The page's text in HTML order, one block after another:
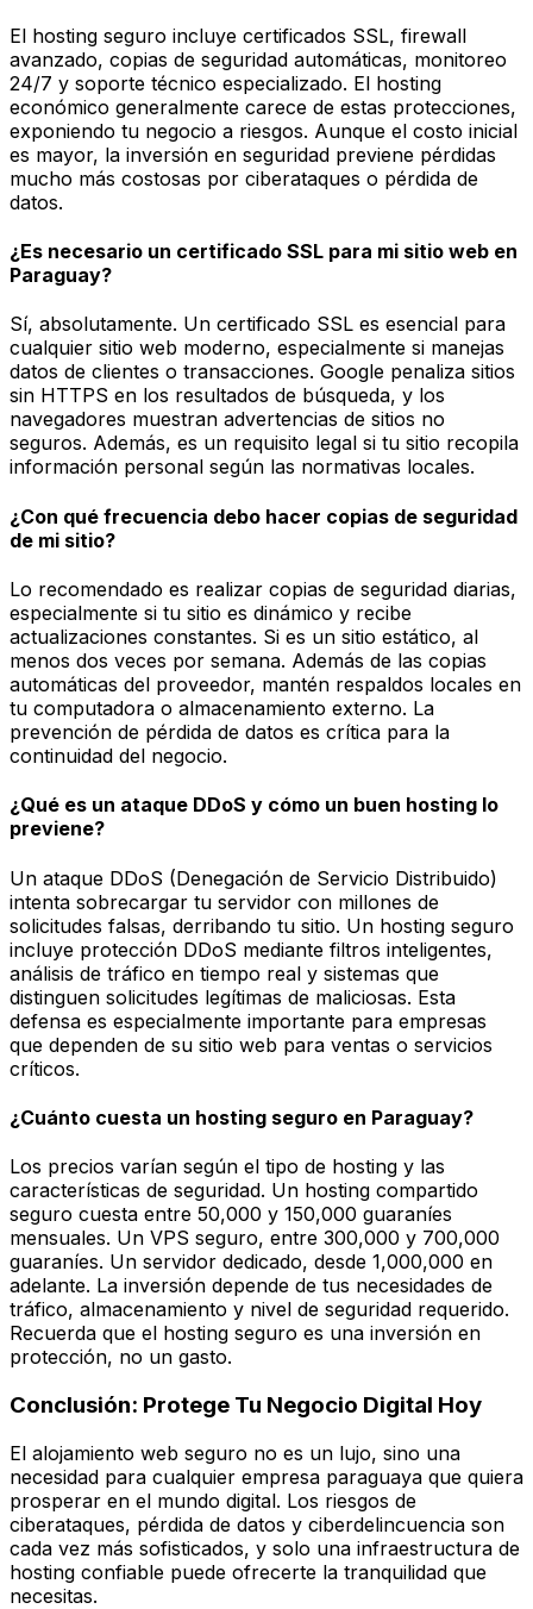
El hosting seguro incluye certificados SSL, firewall
avanzado, copias de seguridad automáticas, monitoreo
24/7 y soporte técnico especializado. El hosting
económico generalmente carece de estas protecciones,
exponiendo tu negocio a riesgos. Aunque el costo inicial
es mayor, la inversión en seguridad previene pérdidas
mucho más costosas por ciberataques o pérdida de
datos.
¿Es necesario un certificado SSL para mi sitio web en
Paraguay?
Sí, absolutamente. Un certificado SSL es esencial para
cualquier sitio web moderno, especialmente si manejas
datos de clientes o transacciones. Google penaliza sitios
sin HTTPS en los resultados de búsqueda, y los
navegadores muestran advertencias de sitios no
seguros. Además, es un requisito legal si tu sitio recopila
información personal según las normativas locales.
¿Con qué frecuencia debo hacer copias de seguridad
de mi sitio?
Lo recomendado es realizar copias de seguridad diarias,
especialmente si tu sitio es dinámico y recibe
actualizaciones constantes. Si es un sitio estático, al
menos dos veces por semana. Además de las copias
automáticas del proveedor, mantén respaldos locales en
tu computadora o almacenamiento externo. La
prevención de pérdida de datos es crítica para la
continuidad del negocio.
¿Qué es un ataque DDoS y cómo un buen hosting lo
previene?
Un ataque DDoS (Denegación de Servicio Distribuido)
intenta sobrecargar tu servidor con millones de
solicitudes falsas, derribando tu sitio. Un hosting seguro
incluye protección DDoS mediante filtros inteligentes,
análisis de tráfico en tiempo real y sistemas que
distinguen solicitudes legítimas de maliciosas. Esta
defensa es especialmente importante para empresas
que dependen de su sitio web para ventas o servicios
críticos.
¿Cuánto cuesta un hosting seguro en Paraguay?
Los precios varían según el tipo de hosting y las
características de seguridad. Un hosting compartido
seguro cuesta entre 50,000 y 150,000 guaraníes
mensuales. Un VPS seguro, entre 300,000 y 700,000
guaraníes. Un servidor dedicado, desde 1,000,000 en
adelante. La inversión depende de tus necesidades de
tráfico, almacenamiento y nivel de seguridad requerido.
Recuerda que el hosting seguro es una inversión en
protección, no un gasto.
Conclusión: Protege Tu Negocio Digital Hoy
El alojamiento web seguro no es un lujo, sino una
necesidad para cualquier empresa paraguaya que quiera
prosperar en el mundo digital. Los riesgos de
ciberataques, pérdida de datos y ciberdelincuencia son
cada vez más sofisticados, y solo una infraestructura de
hosting confiable puede ofrecerte la tranquilidad que
necesitas.